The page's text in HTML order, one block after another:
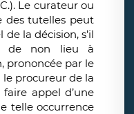
Le curateur ou
des tutelles peut
la décision, s’il
de non lieu à
prononcée par le
procureur de la
appel d’une
telle occurrence